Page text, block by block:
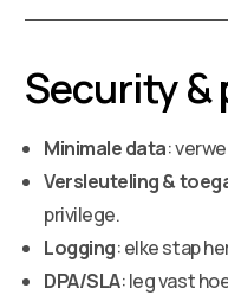
Security &
Minimale data:
Versleuteling &
privilege.
Logging: elke stap
DPA/SLA: leg vast